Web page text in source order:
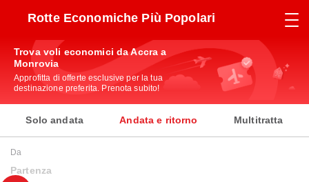
Rotte Economiche Più Popolari
Trova voli economici da Accra a
Monrovia
Approfitta di offerte esclusive per la tua
destinazione preferita. Prenota subito!
Solo andata Andata e ritorno Multitratta
Da
Partenza